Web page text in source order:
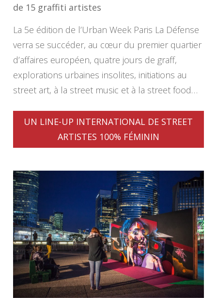
de 15 graffiti artistes
La 5e édition de l’Urban Week Paris La Défense
verra se succéder, au cœur du premier quartier
d’affaires européen, quatre jours de graff,
explorations urbaines insolites, initiations au
street art, à la street music et à la street food…
UN LINE-UP INTERNATIONAL DE STREET
ARTISTES 100% FÉMININ